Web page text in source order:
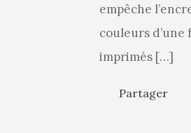
empêche
couleurs d’une
imprimés […]
Partager